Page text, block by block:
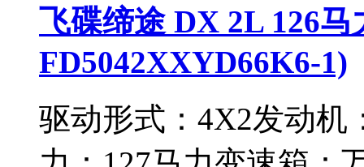
飞碟缔途 DX 2L 126
FD5042XXYD66K6-1)
驱动形式： 4X2发动机